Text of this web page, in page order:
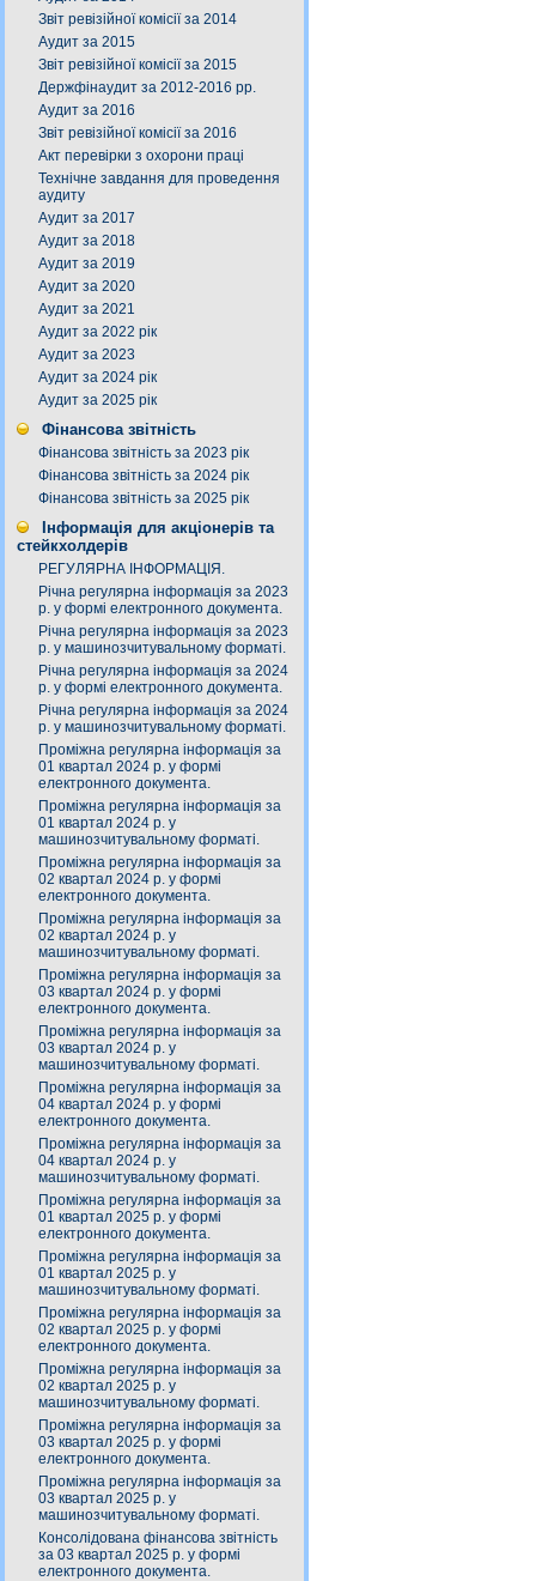
Звіт ревізійної комісії за 2014
Аудит за 2015
Звіт ревізійної комісії за 2015
Держфінаудит за 2012-2016 рр.
Аудит за 2016
Звіт ревізійної комісії за 2016
Акт перевірки з охорони праці
Технічне завдання для проведення
аудиту
Аудит за 2017
Аудит за 2018
Аудит за 2019
Аудит за 2020
Аудит за 2021
Аудит за 2022 рік
Аудит за 2023
Аудит за 2024 рік
Аудит за 2025 рік
Фінансова звітність
Фінансова звітність за 2023 рік
Фінансова звітність за 2024 рік
Фінансова звітність за 2025 рік
Інформація для акціонерів та
стейкхолдерів
РЕГУЛЯРНА ІНФОРМАЦІЯ.
Річна регулярна інформація за 2023
р. у формі електронного документа.
Річна регулярна інформація за 2023
р. у машинозчитувальному форматі.
Річна регулярна інформація за 2024
р. у формі електронного документа.
Річна регулярна інформація за 2024
р. у машинозчитувальному форматі.
Проміжна регулярна інформація за
01 квартал 2024 р. у формі
електронного документа.
Проміжна регулярна інформація за
01 квартал 2024 р. у
машинозчитувальному форматі.
Проміжна регулярна інформація за
02 квартал 2024 р. у формі
електронного документа.
Проміжна регулярна інформація за
02 квартал 2024 р. у
машинозчитувальному форматі.
Проміжна регулярна інформація за
03 квартал 2024 р. у формі
електронного документа.
Проміжна регулярна інформація за
03 квартал 2024 р. у
машинозчитувальному форматі.
Проміжна регулярна інформація за
04 квартал 2024 р. у формі
електронного документа.
Проміжна регулярна інформація за
04 квартал 2024 р. у
машинозчитувальному форматі.
Проміжна регулярна інформація за
01 квартал 2025 р. у формі
електронного документа.
Проміжна регулярна інформація за
01 квартал 2025 р. у
машинозчитувальному форматі.
Проміжна регулярна інформація за
02 квартал 2025 р. у формі
електронного документа.
Проміжна регулярна інформація за
02 квартал 2025 р. у
машинозчитувальному форматі.
Проміжна регулярна інформація за
03 квартал 2025 р. у формі
електронного документа.
Проміжна регулярна інформація за
03 квартал 2025 р. у
машинозчитувальному форматі.
Консолідована фінансова звітність
за 03 квартал 2025 р. у формі
електронного документа.